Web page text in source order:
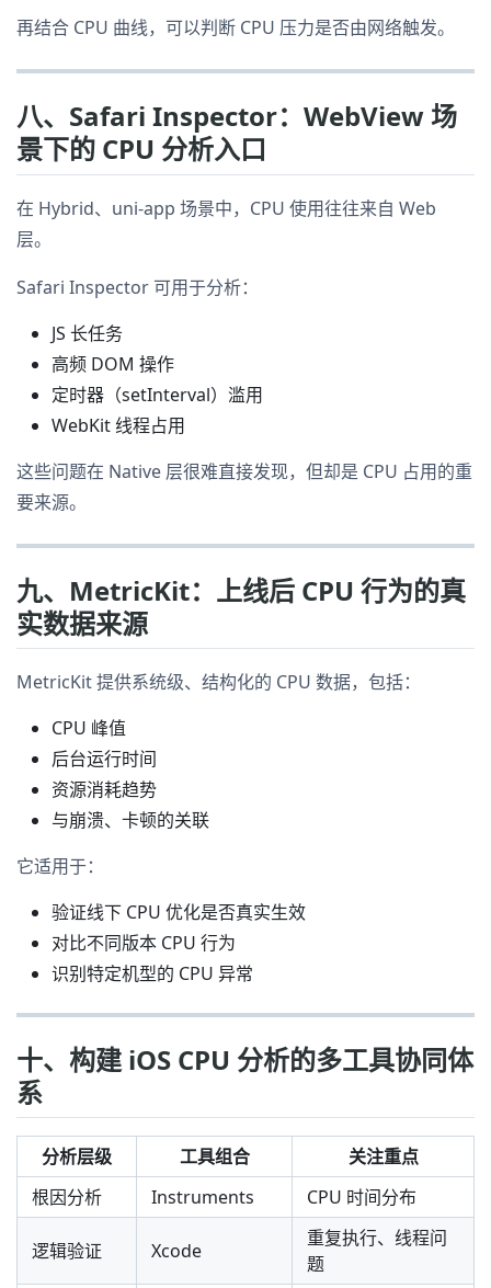
再结合 CPU 曲线，可以判断 CPU 压力是否由网络触发。
八、Safari Inspector：WebView 场
景下的 CPU 分析入口
在 Hybrid、uni-app 场景中，CPU 使用往往来自 Web
层。
Safari Inspector 可用于分析：
JS 长任务
高频 DOM 操作
定时器（setInterval）滥用
WebKit 线程占用
这些问题在 Native 层很难直接发现，但却是 CPU 占用的重
要来源。
九、MetricKit：上线后 CPU 行为的真
实数据来源
MetricKit 提供系统级、结构化的 CPU 数据，包括：
CPU 峰值
后台运行时间
资源消耗趋势
与崩溃、卡顿的关联
它适用于：
验证线下 CPU 优化是否真实生效
对比不同版本 CPU 行为
识别特定机型的 CPU 异常
十、构建 iOS CPU 分析的多工具协同体
系
分析层级 工具组合
关注重点
根因分析
Instruments CPU 时间分布
逻辑验证 Xcode
重复执行、线程问
题